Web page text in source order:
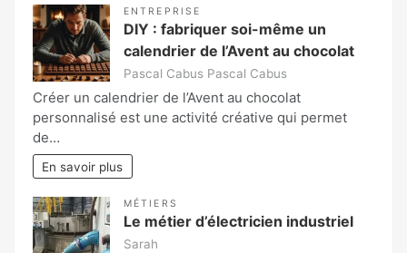
ENTREPRISE
DIY : fabriquer soi-même un
calendrier de l’Avent au chocolat
Pascal Cabus Pascal Cabus
Créer un calendrier de l’Avent au chocolat
personnalisé est une activité créative qui permet
de…
En savoir plus
MÉTIERS
Le métier d’électricien industriel
Sarah